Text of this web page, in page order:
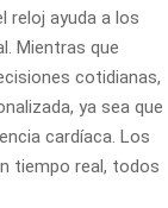
reloj ayuda a los
Mientras que
cotidianas,
ya sea que
cardíaca. Los
tiempo real, todos